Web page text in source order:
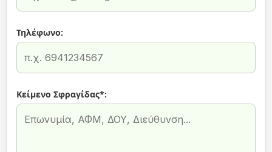
Τηλέφωνο:
Κείμενο Σφραγίδας*: